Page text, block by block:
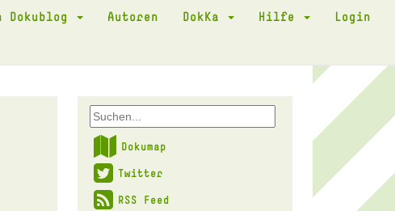
Dokublog Autoren DokKa Hilfe Login
Dokumap
Twitter
RSS Feed